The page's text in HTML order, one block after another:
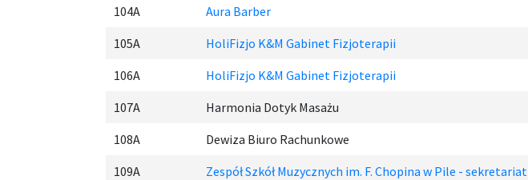
104A
Aura Barber
105A
HoliFizjo K&M Gabinet Fizjoterapii
106A
HoliFizjo K&M Gabinet Fizjoterapii
107A
Harmonia Dotyk Masażu
108A
Dewiza Biuro Rachunkowe
109A
Zespół Szkół Muzycznych im. F. Chopina w Pile - sekretariat